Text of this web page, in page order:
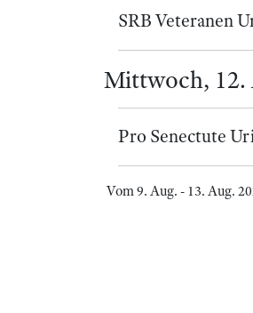
SRB Veteranen
Mittwoch, 12.
Pro Senectute
Vom 9. Aug. - 13. Aug.